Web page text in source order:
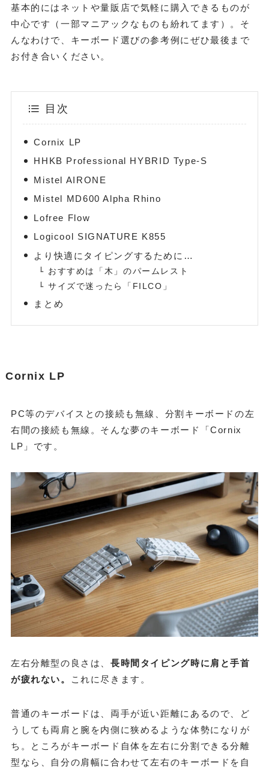
基本的にはネットや量販店で気軽に購入できるものが
中心です（一部マニアックなものも紛れてます）。そ
んなわけで、キーボード選びの参考例にぜひ最後まで
お付き合いください。
目次
Cornix LP
HHKB Professional HYBRID Type-S
Mistel AIRONE
Mistel MD600 Alpha Rhino
Lofree Flow
Logicool SIGNATURE K855
より快適にタイピングするために…
おすすめは「木」のパームレスト
サイズで迷ったら「FILCO」
まとめ
Cornix LP
PC等のデバイスとの接続も無線、分割キーボードの左
右間の接続も無線。そんな夢のキーボード「Cornix
LP」です。
左右分離型の良さは、長時間タイピング時に肩と手首
が疲れない。
これに尽きます。
普通のキーボードは、両手が近い距離にあるので、ど
うしても両肩と腕を内側に狭めるような体勢になりが
ち。ところがキーボード自体を左右に分割できる分離
型なら、自分の肩幅に合わせて左右のキーボードを自